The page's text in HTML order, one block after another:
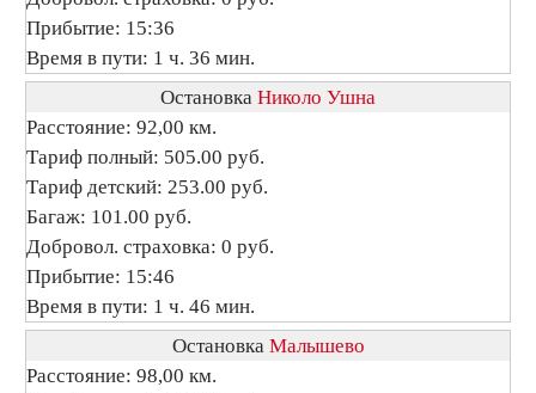
Прибытие: 15:36
Время в пути: 1 ч. 36 мин.
Остановка Николо Ушна
Расстояние: 92,00 км.
Тариф полный: 505.00 руб.
Тариф детский: 253.00 руб.
Багаж: 101.00 руб.
Добровол. страховка: 0 руб.
Прибытие: 15:46
Время в пути: 1 ч. 46 мин.
Остановка Малышево
Расстояние: 98,00 км.